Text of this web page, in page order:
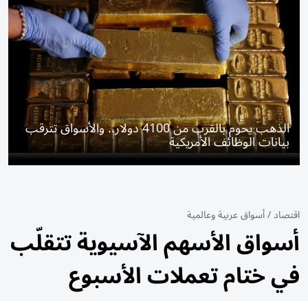
الذهب يحوم بالقرب من 4100 دولار.. والأسواق تترقب
بيانات الوظائف الأمريكية
اقتصاد/أسواق عربية وعالمية
أسواق الأسهم الآسيوية تتقلّب
في ختام تعملات الأسبوع